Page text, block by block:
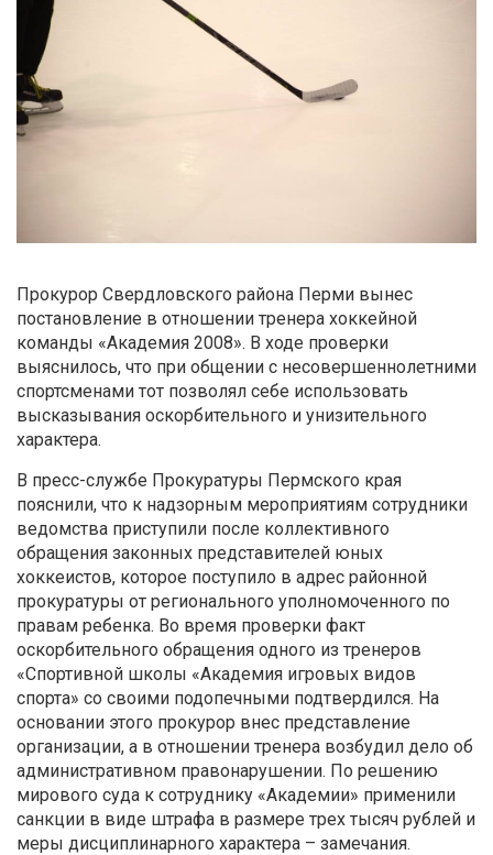
Прокурор Свердловского района Перми вынес
постановление в отношении тренера хоккейной
команды «Академия 2008». В ходе проверки
выяснилось, что при общении с несовершеннолетними
спортсменами тот позволял себе использовать
высказывания оскорбительного и унизительного
характера.
В пресс-службе Прокуратуры Пермского края
пояснили, что к надзорным мероприятиям сотрудники
ведомства приступили после коллективного
обращения законных представителей юных
хоккеистов, которое поступило в адрес районной
прокуратуры от регионального уполномоченного по
правам ребенка. Во время проверки факт
оскорбительного обращения одного из тренеров
«Спортивной школы «Академия игровых видов
спорта» со своими подопечными подтвердился. На
основании этого прокурор внес представление
организации, а в отношении тренера возбудил дело об
административном правонарушении. По решению
мирового суда к сотруднику «Академии» применили
санкции в виде штрафа в размере трех тысяч рублей и
меры дисциплинарного характера – замечания.